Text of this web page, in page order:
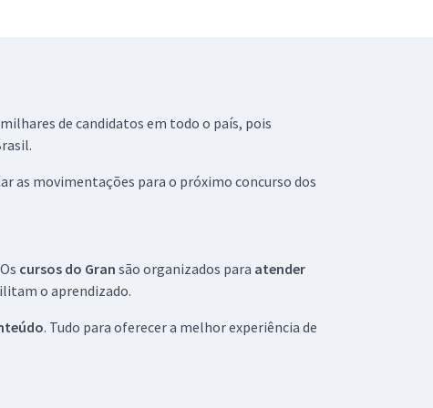
de candidatos em todo o país, pois
as movimentações para o próximo concurso dos
cursos do Gran são organizados para atender
o aprendizado.
. Tudo para oferecer a melhor experiência de